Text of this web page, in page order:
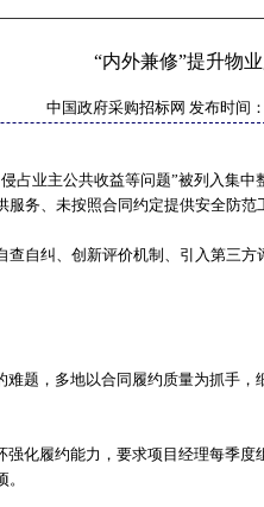
“内外兼修”提升物
中国政府采购招标网 发布时间：
占业主公共收益等问题”被列入集
务、未按照合同约定提供安全防范
自纠、创新评价机制、引入第三
难题，多地以合同履约质量为抓手
化履约能力，要求项目经理每季度